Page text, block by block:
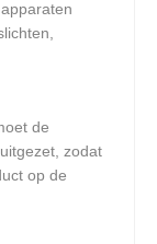
de
zodat
op de